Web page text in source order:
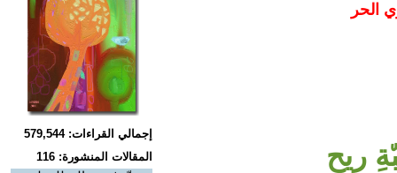
الحر
ريحٍ
إجمالي القراءات: 579,544
المقالات المنشورة: 116